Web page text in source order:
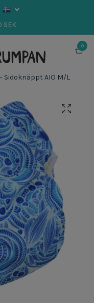
SEK
0
- Sidoknäppt AIO M/L